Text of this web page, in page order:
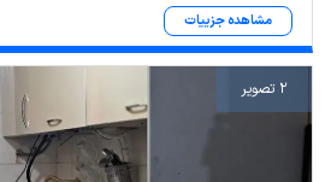
مشاهده جزییات
2 تصویر